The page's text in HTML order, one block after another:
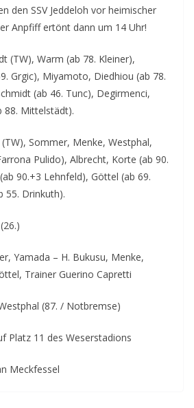
den SSV Jeddeloh vor heimischer
Anpfiff ertönt dann um 14 Uhr!
(TW), Warm (ab 78. Kleiner),
Grgic), Miyamoto, Diedhiou (ab 78.
(ab 46. Tunc), Degirmenci,
88. Mittelstädt).
Sommer, Menke, Westphal,
Pulido), Albrecht, Korte (ab 90.
90.+3 Lehnfeld), Göttel (ab 69.
55. Drinkuth).
Yamada – H. Bukusu, Menke,
Trainer Guerino Capretti
(87. / Notbremse)
Platz 11 des Weserstadions
Meckfessel